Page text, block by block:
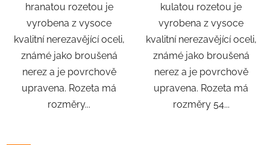
hranatou rozetou je
vyrobena z vysoce
kvalitní nerezavějící oceli,
známé jako broušená
nerez a je povrchově
upravena. Rozeta má
rozměry...
kulatou rozetou je
vyrobena z vysoce
kvalitní nerezavějící oceli,
známé jako broušená
nerez a je povrchově
upravena. Rozeta má
rozměry 54...